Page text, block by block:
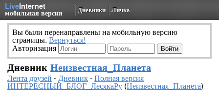
LiveInternet
мобильная версия Дневники Личка
Вы были перенаправлены на мобильную версию
страницы. Вернуться!
Авторизация
Дневник Неизвестная_Планета
Лента друзей -Дневник-Полная версия
ИНТЕРЕСНЫЙ_БЛОГ_ЛесякаРу(Неизвестная_Планета)